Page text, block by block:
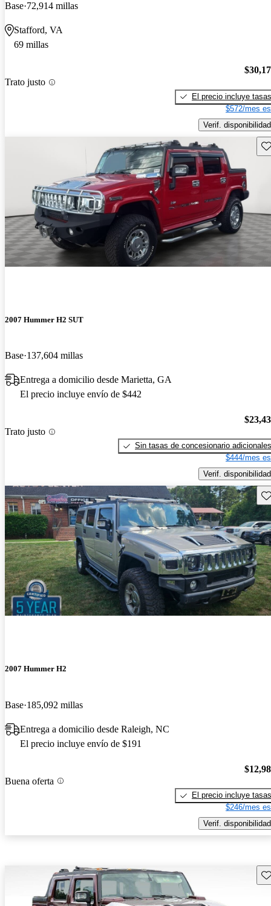
Base 72,914 millas
Stafford, VA
69 millas
Trato justo
El precio incluye tasas
$572/mes
Verif. disponibilidad
2007 Hummer H2 SUT
Base 137,604 millas
Entrega a domicilio desde Marietta, GA
El precio incluye envío de $442
Trato justo
Sin tasas de concesionario adicionales
$444/mes
Verif. disponibilidad
2007 Hummer H2
Base 185,092 millas
Entrega a domicilio desde Raleigh, NC
El precio incluye envío de $191
Buena oferta
El precio incluye tasas
$246/mes
Verif. disponibilidad